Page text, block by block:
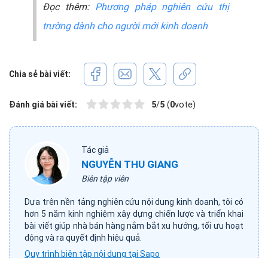
Đọc thêm: Phương pháp nghiên cứu thị
trường dành cho người mới kinh doanh
Chia sẻ bài viết:
Đánh giá bài viết: 5/5 (0vote)
Tác giả
NGUYỄN THU GIANG
Biên tập viên
Dựa trên nền tảng nghiên cứu nội dung kinh doanh, tôi có
hơn 5 năm kinh nghiệm xây dựng chiến lược và triển khai
bài viết giúp nhà bán hàng nắm bắt xu hướng, tối ưu hoạt
động và ra quyết định hiệu quả.
Quy trình biên tập nội dung tại Sapo